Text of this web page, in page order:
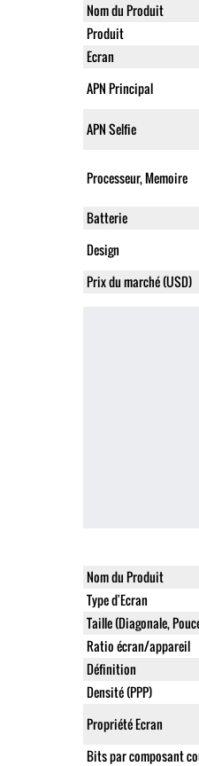
Nom du Produit
Produit
Ecran
APN Principal
APN Selfie
Processeur, Memoire
Batterie
Design
Prix du marché (USD)
Nom du Produit
Type d'Ecran
Taille (Diagonale,
Ratio écran/appareil
Définition
Densité (PPP)
Propriété Ecran
Bits par composant